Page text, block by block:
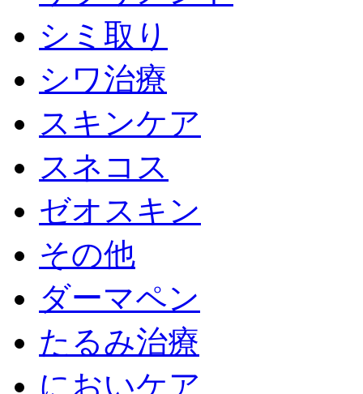
シミ取り
シワ治療
スキンケア
スネコス
ゼオスキン
その他
ダーマペン
たるみ治療
においケア